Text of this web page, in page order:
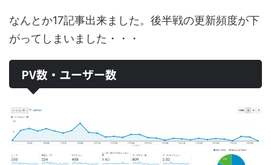
なんとか17記事出来ました。後半戦の更新頻度が下
がってしまいました・・・
PV数・ユーザー数